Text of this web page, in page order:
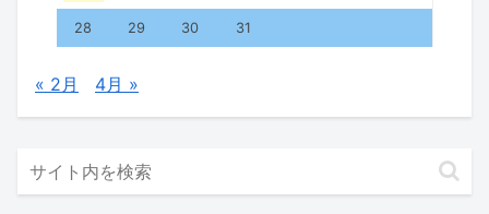
28 29 30 31
« 2月 4月 »